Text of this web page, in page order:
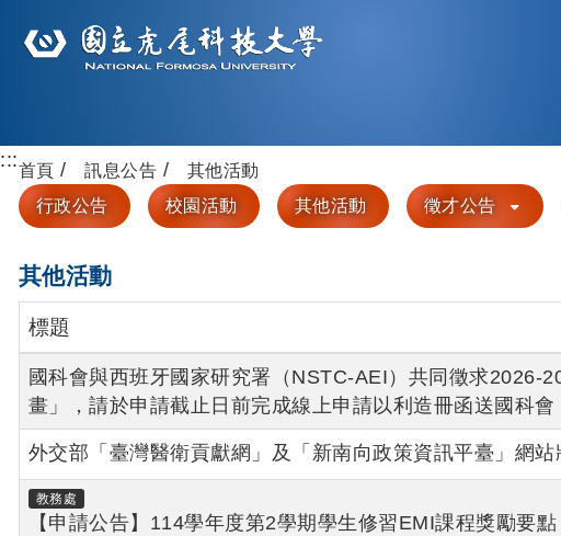
:::首頁 訊息公告
其他活動
行政公告
校園活動 其他活動 徵才公告
其他活動
標題
國科會與西班牙國家研究署（NSTC-AEI）共同徵求2026-
畫」，請於申請截止日前完成線上申請以利造冊函送國科會
外交部「臺灣醫衛貢獻網」及「新南向政策資訊平臺」網站
教務處
【申請公告】114學年度第2學期學生修習EMI課程獎勵要點